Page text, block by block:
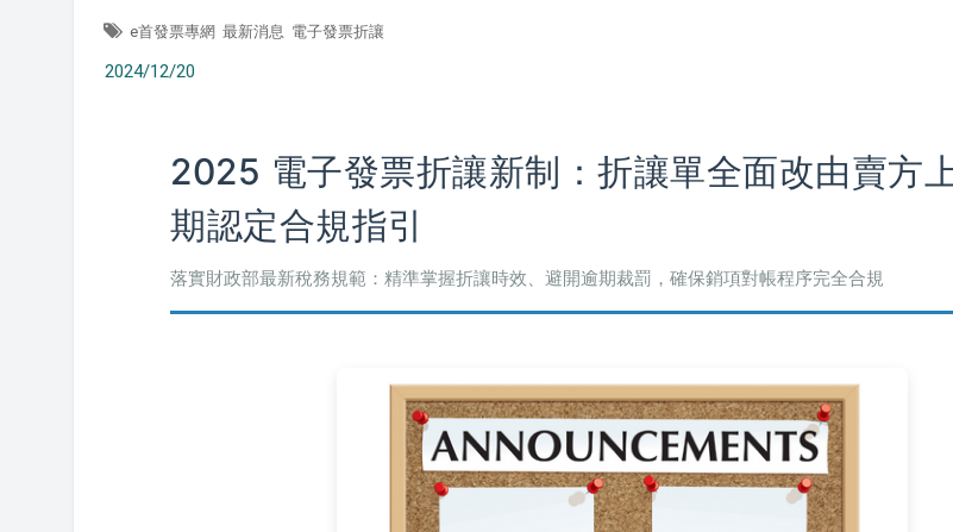
e首發票專網 最新消息 電子發票折讓
2024/12/20
2025 電子發票折讓新制：折讓單全面改由賣方
期認定合規指引
落實財政部最新稅務規範：精準掌握折讓時效、避開逾期裁罰，確保銷項對帳程序完全合規